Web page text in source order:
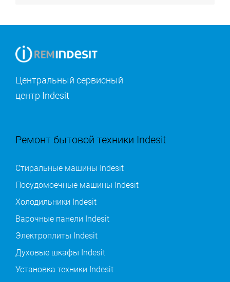
Центральный сервисный
центр Indesit
Ремонт бытовой техники Indesit
Стиральные машины Indesit
Посудомоечные машины Indesit
Холодильники Indesit
Варочные панели Indesit
Электроплиты Indesit
Духовые шкафы Indesit
Установка техники Indesit